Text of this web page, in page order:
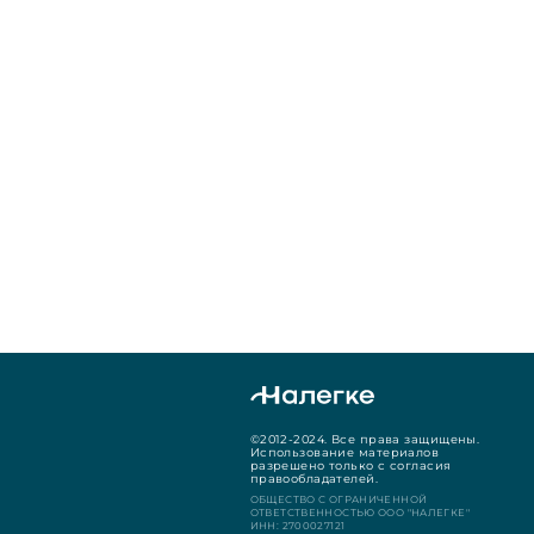
©2012-2024. Все права защищены.
Использование материалов
разрешено только с согласия
правообладателей.
ОБЩЕСТВО С ОГРАНИЧЕННОЙ
ОТВЕТСТВЕННОСТЬЮ ООО "НАЛЕГКЕ"
ИНН: 2700027121